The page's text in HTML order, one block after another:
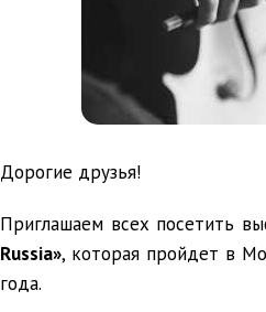
Дорогие друзья!
Приглашаем всех посетить
Russia», которая пройдет в
года.